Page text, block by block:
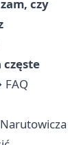
czy
częste
FAQ